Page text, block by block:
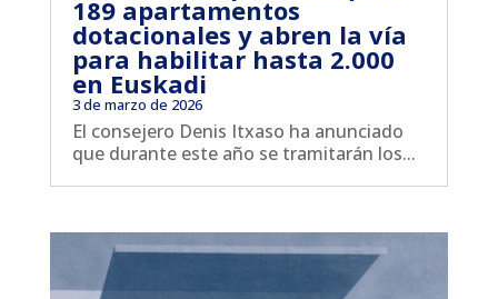
189 apartamentos
dotacionales y abren la vía
para habilitar hasta 2.000
en Euskadi
3 de marzo de 2026
El consejero Denis Itxaso ha anunciado
que durante este año se tramitarán los...